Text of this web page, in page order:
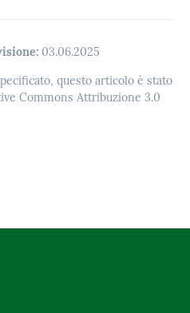
03.06.2025
questo articolo è stato
Commons Attribuzione 3.0